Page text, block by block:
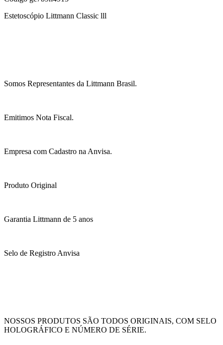
Estetoscópio Littmann Classic lll
Somos Representantes da Littmann Brasil.
Emitimos Nota Fiscal.
Empresa com Cadastro na Anvisa.
Produto Original
Garantia Littmann de 5 anos
Selo de Registro Anvisa
NOSSOS PRODUTOS SÃO TODOS ORIGINAIS, COM SELO
HOLOGRÁFICO E NÚMERO DE SÉRIE.